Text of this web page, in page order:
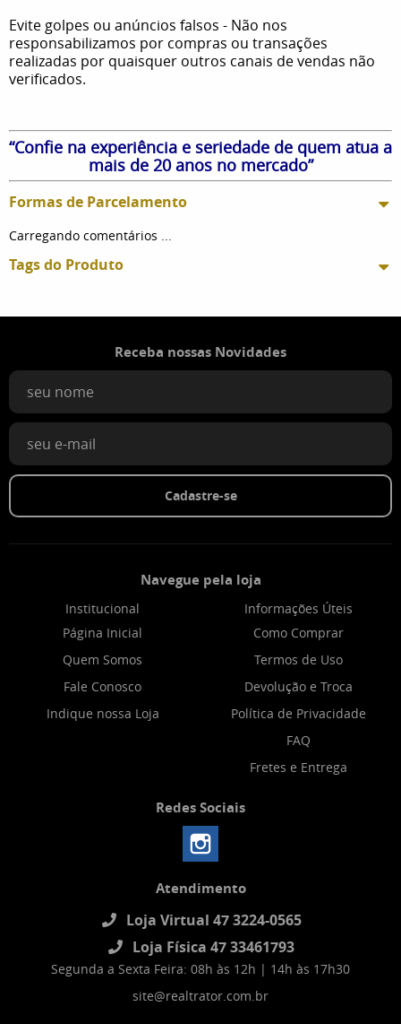
Evite golpes ou anúncios falsos - Não nos
responsabilizamos por compras ou transações
realizadas por quaisquer outros canais de vendas não
verificados.
“Confie na experiência e seriedade de quem atua a
mais de 20 anos no mercado”
Formas de Parcelamento
Carregando comentários ...
Tags do Produto
Receba nossas Novidades
Cadastre-se
Navegue pela loja
Institucional
Página Inicial
Quem Somos
Fale Conosco
Indique nossa Loja
Informações Úteis
Como Comprar
Termos de Uso
Devolução e Troca
Política de Privacidade
FAQ
Fretes e Entrega
Redes Sociais
Atendimento
Loja Virtual 47 3224-0565
Loja Física 47 33461793
Segunda a Sexta Feira: 08h às 12h | 14h às 17h30
site@realtrator.com.br